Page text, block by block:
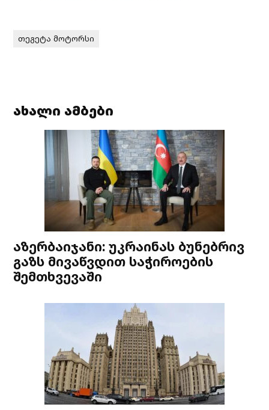
თეგეტა მოტორსი
ახალი ამბები
აზერბაიჯანი: უკრაინას ბუნებრივ
გაზს მივაწვდით საჭიროების
შემთხვევაში